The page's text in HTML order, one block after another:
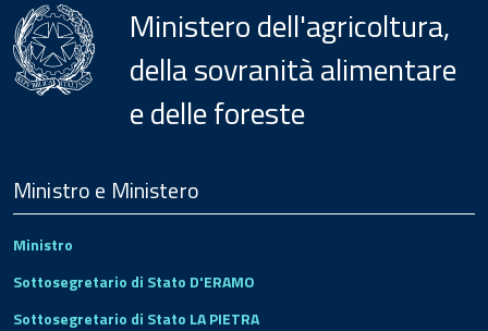
Ministero dell'agricoltura,
della sovranità alimentare
e delle foreste
Footer
Ministro e Ministero
Ministro
Sottosegretario di Stato D'ERAMO
Sottosegretario di Stato LA PIETRA